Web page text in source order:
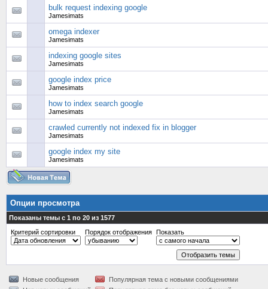
bulk request indexing google
Jamesimats
omega indexer
Jamesimats
indexing google sites
Jamesimats
google index price
Jamesimats
how to index search google
Jamesimats
crawled currently not indexed fix in blogger
Jamesimats
google index my site
Jamesimats
Опции просмотра
Показаны темы с 1 по 20 из 1577
Критерий сортировки
Порядок отображения Показать
Новые сообщения
Популярная тема с новыми сообщениями